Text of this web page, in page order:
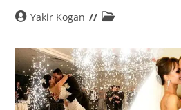
Yakir Kogan